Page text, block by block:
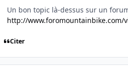
Un bon topic là-dessus sur un
http://www.foromountainbike.com/
Citer